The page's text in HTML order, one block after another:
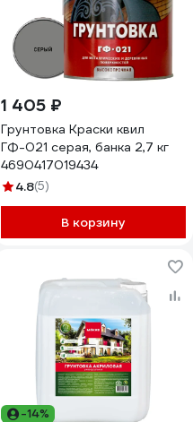
1 405 ₽
Грунтовка Краски квил
ГФ-021 серая, банка 2,7 кг
4690417019434
4.8(5)
В корзину
-14%